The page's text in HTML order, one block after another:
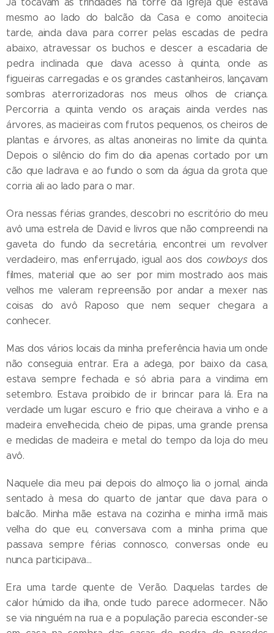
mesmo ao lado do balcão da Casa e como anoitecia
tarde, ainda dava para correr pelas escadas de pedra
abaixo, atravessar os buchos e descer a escadaria de
pedra inclinada que dava acesso à quinta, onde as
figueiras carregadas e os grandes castanheiros, lançavam
sombras aterrorizadoras nos meus olhos de criança.
Percorria a quinta vendo os araçais ainda verdes nas
árvores, as macieiras com frutos pequenos, os cheiros de
plantas e árvores, as altas anoneiras no limite da quinta.
Depois o silêncio do fim do dia apenas cortado por um
cão que ladrava e ao fundo o som da água da grota que
corria ali ao lado para o mar.
Ora nessas férias grandes, descobri no escritório do meu
avô uma estrela de David e livros que não compreendi na
gaveta do fundo da secretária, encontrei um revolver
verdadeiro, mas enferrujado, igual aos dos cowboysdos
filmes, material que ao ser por mim mostrado aos mais
velhos me valeram repreensão por andar a mexer nas
coisas do avô Raposo que nem sequer chegara a
conhecer.
Mas dos vários locais da minha preferência havia um onde
não conseguia entrar. Era a adega, por baixo da casa,
estava sempre fechada e só abria para a vindima em
setembro. Estava proibido de ir brincar para lá. Era na
verdade um lugar escuro e frio que cheirava a vinho e a
madeira envelhecida, cheio de pipas, uma grande prensa
e medidas de madeira e metal do tempo da loja do meu
avô.
Naquele dia meu pai depois do almoço lia o jornal, ainda
sentado à mesa do quarto de jantar que dava para o
balcão. Minha mãe estava na cozinha e minha irmã mais
velha do que eu, conversava com a minha prima que
passava sempre férias connosco, conversas onde eu
nunca participava…
Era uma tarde quente de Verão. Daquelas tardes de
calor húmido da ilha, onde tudo parece adormecer. Não
se via ninguém na rua e a população parecia esconder-se